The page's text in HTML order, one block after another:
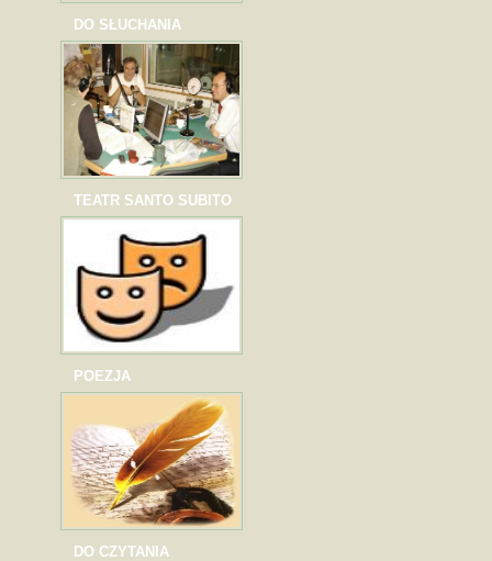
DO SŁUCHANIA
TEATR SANTO SUBITO
POEZJA
DO CZYTANIA